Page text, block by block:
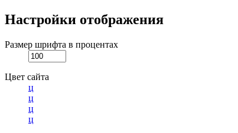
Настройки отображения
Размер шрифта в процентах
Цвет сайта
ц
ц
ц
ц